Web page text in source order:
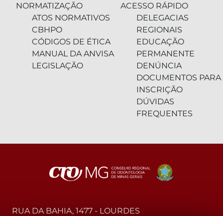
NORMATIZAÇÃO
ATOS NORMATIVOS
CBHPO
CÓDIGOS DE ÉTICA
MANUAL DA ANVISA
LEGISLAÇÃO
ACESSO RÁPIDO
DELEGACIAS
REGIONAIS
EDUCAÇÃO
PERMANENTE
DENÚNCIA
DOCUMENTOS PARA
INSCRIÇÃO
DÚVIDAS
FREQUENTES
RUA DA BAHIA, 1477 - LOURDES